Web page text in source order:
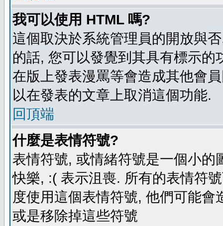
我可以使用 HTML 嗎?
這個取決於系統管理員的開放與
的話, 您可以發覺到其具有標示
在版上發表漫罵等會造成其他會
以在發表的文章上取消這個功能.
回頂端
什麼是表情符號?
表情符號, 或情緒符號是一個小
快樂, :( 表示沮喪. 所有的表情符
度使用這個表情符號, 他們可能
或是移除掉這些符號